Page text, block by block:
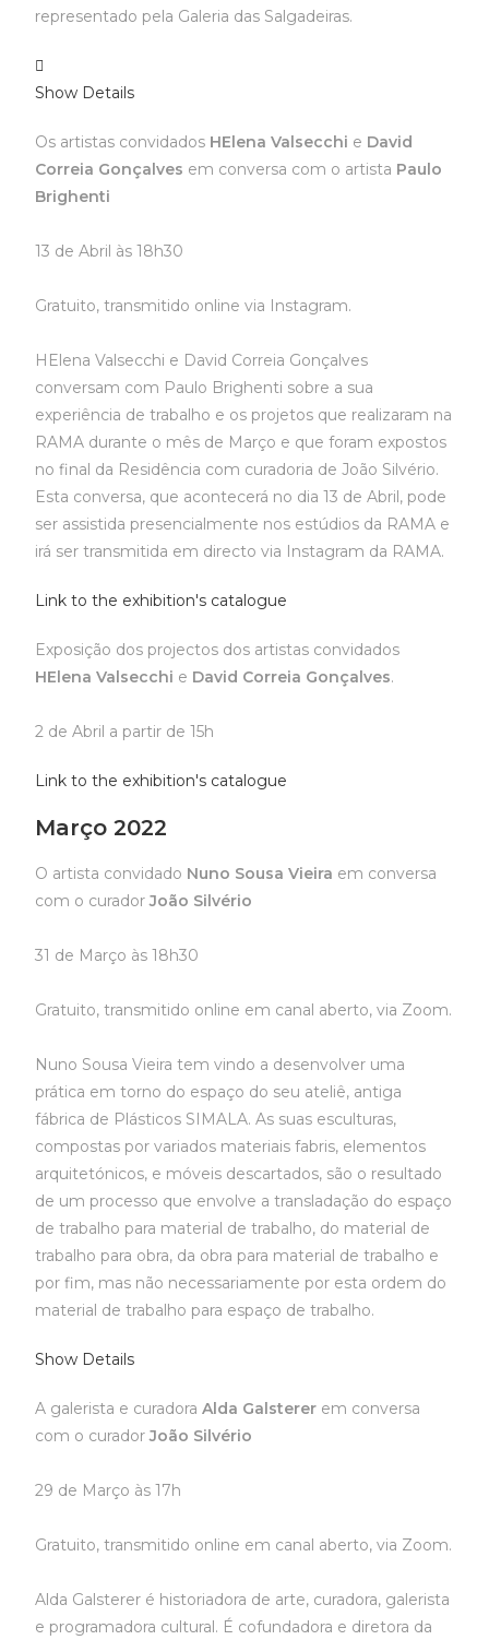
representado pela Galeria das Salgadeiras.
Show Details
Os artistas convidados HElena Valsecchi e David
Correia Gonçalves em conversa com o artista Paulo
Brighenti
13 de Abril às 18h30
Gratuito, transmitido online via Instagram.
HElena Valsecchi e David Correia Gonçalves
conversam com Paulo Brighenti sobre a sua
experiência de trabalho e os projetos que realizaram na
RAMA durante o mês de Março e que foram expostos
no final da Residência com curadoria de João Silvério.
Esta conversa, que acontecerá no dia 13 de Abril, pode
ser assistida presencialmente nos estúdios da RAMA e
irá ser transmitida em directo via Instagram da RAMA.
Link to the exhibition's catalogue
Exposição dos projectos dos artistas convidados
HElena Valsecchi e David Correia Gonçalves.
2 de Abril a partir de 15h
Link to the exhibition's catalogue
Março 2022
O artista convidado Nuno Sousa Vieira em conversa
com o curadorJoão Silvério
31 de Março às 18h30
Gratuito, transmitido online em canal aberto, via Zoom.
Nuno Sousa Vieira tem vindo a desenvolver uma
prática em torno do espaço do seu ateliê, antiga
fábrica de Plásticos SIMALA. As suas esculturas,
compostas por variados materiais fabris, elementos
arquitetónicos, e móveis descartados, são o resultado
de um processo que envolve a transladação do espaço
de trabalho para material de trabalho, do material de
trabalho para obra, da obra para material de trabalho e
por fim, mas não necessariamente por esta ordem do
material de trabalho para espaço de trabalho.
Show Details
A galerista e curadoraAlda Galsterer em conversa
com o curadorJoão Silvério
29 de Março às 17h
Gratuito, transmitido online em canal aberto, via Zoom.
Alda Galsterer é historiadora de arte, curadora, galerista
e programadora cultural. É cofundadora e diretora da